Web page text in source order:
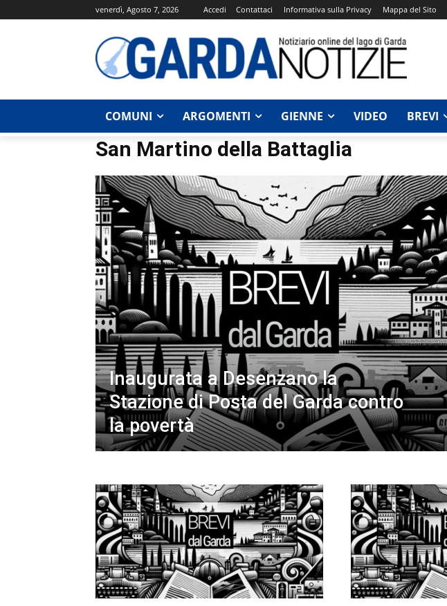
venerdì, Agosto 7, 2026 Accedi Contattaci Informativa sulla Privacy Mappa del Sito
COMUNI ARGOMENTI GIENNE VIDEO BREVI
San Martino della Battaglia
Inaugurata a Desenzano la
Stazione di Posta del Garda contro
la povertà